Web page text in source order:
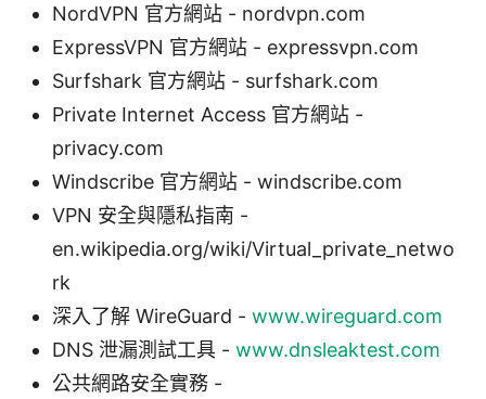
NordVPN 官方網站 - nordvpn.com
ExpressVPN 官方網站 - expressvpn.com
Surfshark 官方網站 - surfshark.com
Private Internet Access 官方網站 -
privacy.com
Windscribe 官方網站 - windscribe.com
VPN 安全與隱私指南 -
en.wikipedia.org/wiki/Virtual_private_netwo
rk
深入了解 WireGuard - www.wireguard.com
DNS 泄漏測試工具 - www.dnsleaktest.com
公共網路安全實務 -